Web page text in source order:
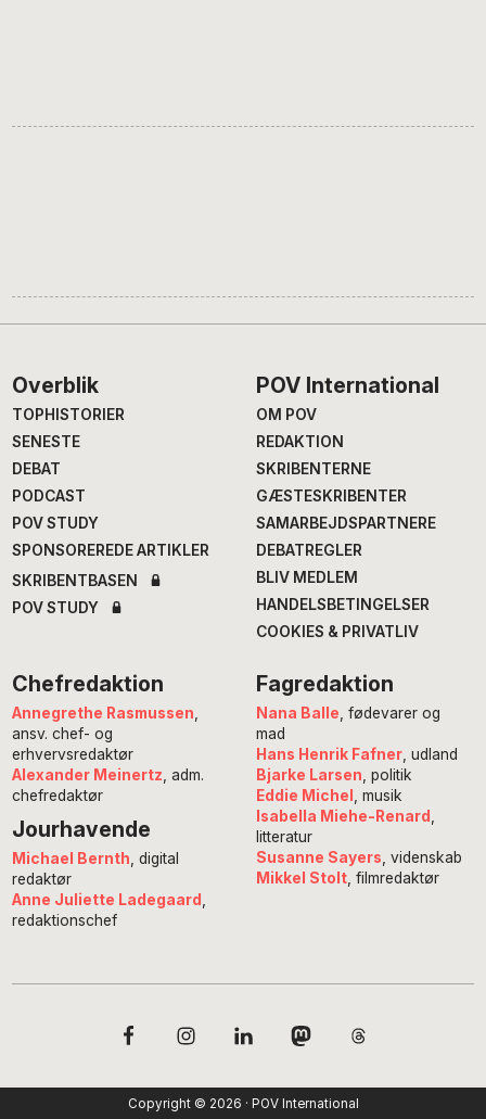
Footer
Overblik
TOPHISTORIER
SENESTE
DEBAT
PODCAST
POV STUDY
SPONSOREREDE ARTIKLER
SKRIBENTBASEN
POV STUDY
POV International
OM POV
REDAKTION
SKRIBENTERNE
GÆSTESKRIBENTER
SAMARBEJDSPARTNERE
DEBATREGLER
BLIV MEDLEM
HANDELSBETINGELSER
COOKIES & PRIVATLIV
Chefredaktion
Annegrethe Rasmussen,
ansv. chef- og
erhvervsredaktør
Alexander Meinertz, adm.
chefredaktør
Jourhavende
Michael Bernth , digital
redaktør
Anne Juliette Ladegaard
redaktionschef
Fagredaktion
Nana Balle, fødevarer og
mad
Hans Henrik Fafner, udland
Bjarke Larsen, politik
Eddie Michel , musik
Isabella Miehe-Renard ,
litteratur
Susanne Sayers, videnskab
Mikkel Stolt, filmredaktør
Copyright © 2026 · POV International